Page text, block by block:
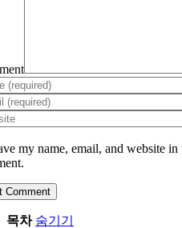
my name, email, and website
목차 숨기기